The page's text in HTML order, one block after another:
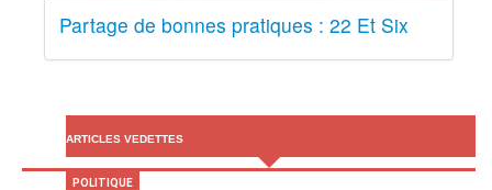
Partage de bonnes pratiques : 22 Et Six
ARTICLES VEDETTES
POLITIQUE